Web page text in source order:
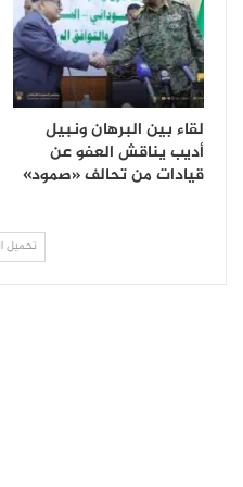
لقاء بين البرهان ونبيل
أديب يناقش العفو عن
قيادات من تحالف «صمود»
تحميل